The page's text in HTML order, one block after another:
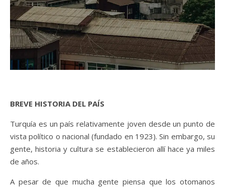
BREVE HISTORIA DEL PAÍS
Turquía es un país relativamente joven desde un punto de
vista político o nacional (fundado en 1923). Sin embargo, su
gente, historia y cultura se establecieron allí hace ya miles
de años.
A pesar de que mucha gente piensa que los otomanos